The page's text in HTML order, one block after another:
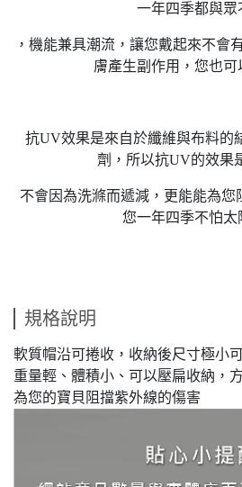
一年四季都與眾
，機能兼具潮流，讓您戴起來不會
膚產生副作用，您也可
抗UV效果是來自於纖維與布料的
劑，所以抗UV的效果
不會因為洗滌而遞減，更能能為您
您一年四季不怕太
規格說明
軟質帽沿可捲收，收納後尺寸極小
重量輕、體積小、可以壓扁收納，
為您的寶貝阻擋紫外線的傷害